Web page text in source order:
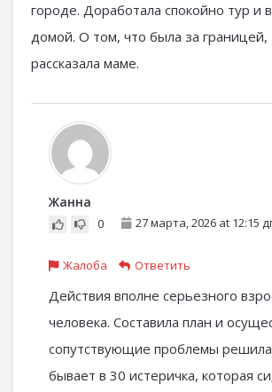
городе. Доработала спокойно тур и
домой. О том, что была за границей,
рассказала маме.
Жанна
0 27 марта, 2026 at 12:15
Жалоба Ответить
Действия вполне серьезного
человека. Составила план и
сопутствующие проблемы
бывает в 30 истеричка, которая